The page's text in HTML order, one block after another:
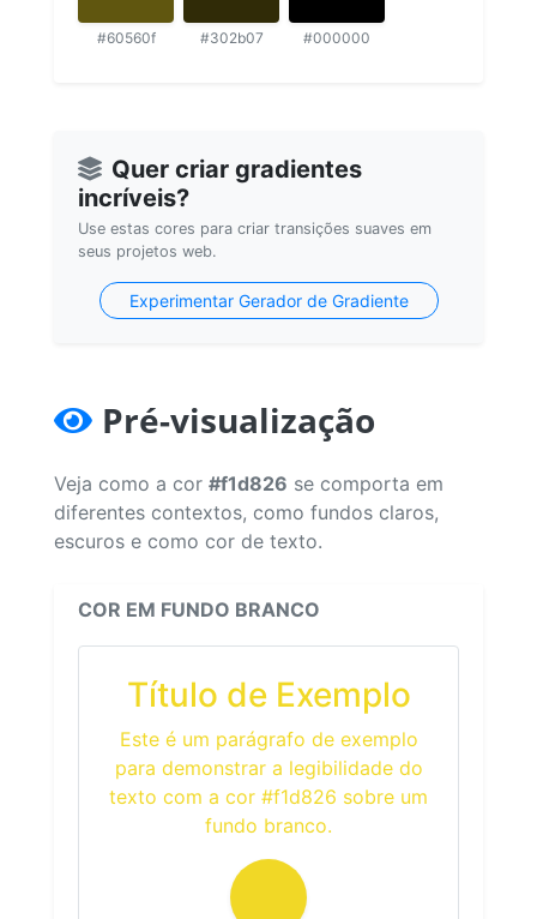
#60560f #302b07 #000000
Quer criar gradientes
incríveis?
Use estas cores para criar transições suaves em
seus projetos web.
Experimentar Gerador de Gradiente
Pré-visualização
Veja como a cor #f1d826 se comporta em
diferentes contextos, como fundos claros,
escuros e como cor de texto.
COR EM FUNDO BRANCO
Título de Exemplo
Este é um parágrafo de exemplo
para demonstrar a legibilidade do
texto com a cor #f1d826 sobre um
fundo branco.